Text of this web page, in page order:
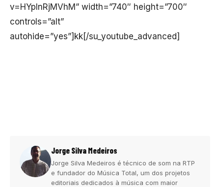
v=HYplnRjMVhM” width=”740″ height=”700″
controls=”alt”
autohide=”yes”]kk[/su_youtube_advanced]
Jorge Silva Medeiros
Jorge Silva Medeiros é técnico de som na RTP
e fundador do Música Total, um dos projetos
editoriais dedicados à música com maior